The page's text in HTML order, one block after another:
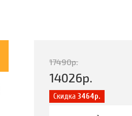
17490р.
14026р.
Скидка3464р.